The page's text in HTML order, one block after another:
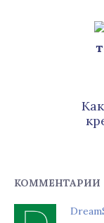
КОММЕНТАРИИ